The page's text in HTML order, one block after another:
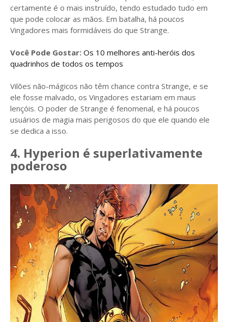
certamente é o mais instruído, tendo estudado tudo em
que pode colocar as mãos. Em batalha, há poucos
Vingadores mais formidáveis ​​do que Strange.
Você Pode Gostar: Os 10 melhores anti-heróis dos
quadrinhos de todos os tempos
Vilões não-mágicos não têm chance contra Strange, e se
ele fosse malvado, os Vingadores estariam em maus
lençóis. O poder de Strange é fenomenal, e há poucos
usuários de magia mais perigosos do que ele quando ele
se dedica a isso.
4. Hyperion é superlativamente
poderoso